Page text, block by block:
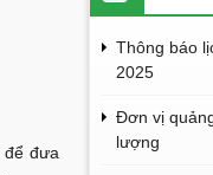
để đưa
Thông báo
2025
Đơn vị
lượng